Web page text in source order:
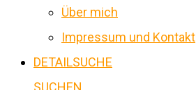
Über mich
Impressum und Kontakt
DETAILSUCHE
SUCHEN